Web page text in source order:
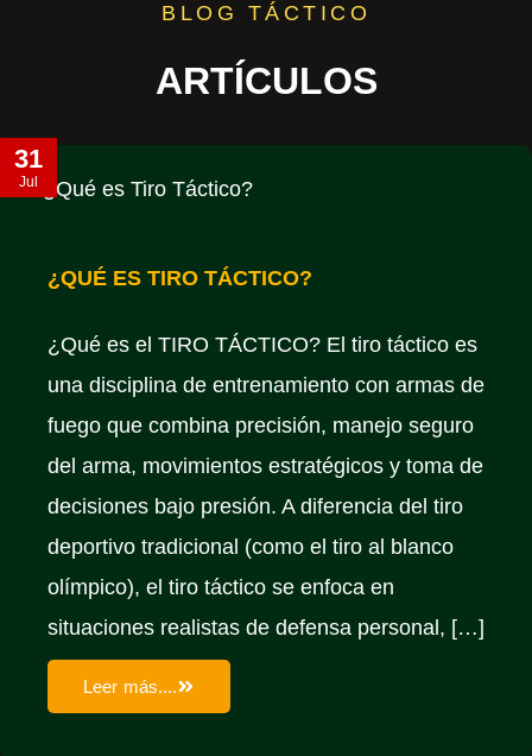
BLOG TÁCTICO
ARTÍCULOS
31
Jul
¿QUÉ ES TIRO TÁCTICO?
¿Qué es el TIRO TÁCTICO? El tiro táctico es
una disciplina de entrenamiento con armas de
fuego que combina precisión, manejo seguro
del arma, movimientos estratégicos y toma de
decisiones bajo presión. A diferencia del tiro
deportivo tradicional (como el tiro al blanco
olímpico), el tiro táctico se enfoca en
situaciones realistas de defensa personal, […]
Leer más....